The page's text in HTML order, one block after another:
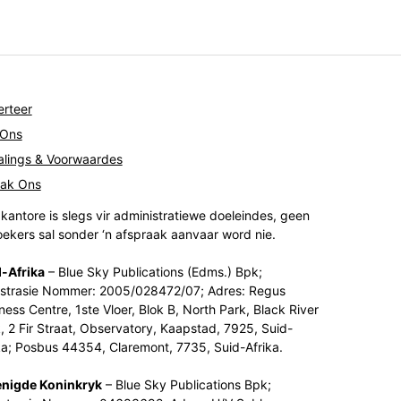
& Voorwaardes
Ons
is slegs vir administratiewe doeleindes, geen
sal sonder ‘n afspraak aanvaar word nie.
Afrika– Blue Sky Publications (Edms.) Bpk;
Nommer: 2005/028472/07; Adres: Regus
Centre, 1ste Vloer, Blok B, North Park, Black River
2 Fir Straat, Observatory, Kaapstad, 7925, Suid-
Posbus 44354, Claremont, 7735, Suid-Afrika.
Koninkryk– Blue Sky Publications Bpk;